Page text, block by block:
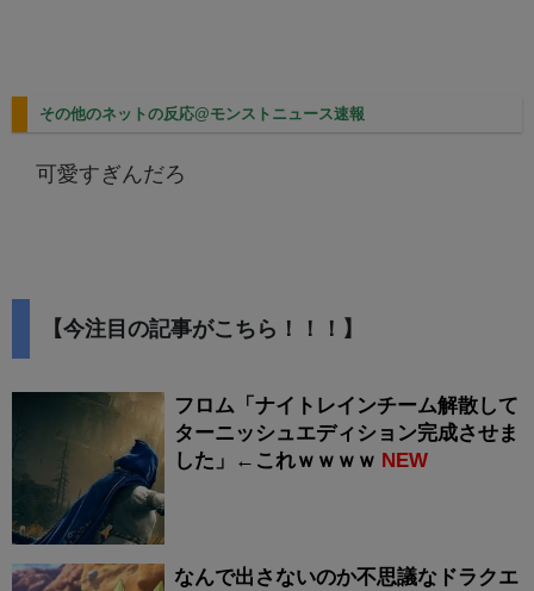
その他のネットの反応@モンストニュース速報
可愛すぎんだろ
【今注目の記事がこちら！！！】
フロム「ナイトレインチーム解散して
ターニッシュエディション完成させま
した」←これｗｗｗｗ NEW
なんで出さないのか不思議なドラクエ